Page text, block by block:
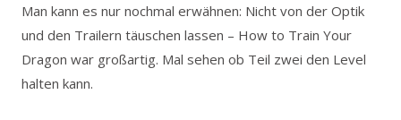
Man kann es nur nochmal erwähnen: Nicht von der Optik
und den Trailern täuschen lassen – How to Train Your
Dragon war großartig. Mal sehen ob Teil zwei den Level
halten kann.